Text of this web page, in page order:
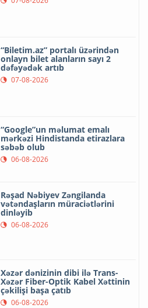
“Biletim.az” portalı üzərindən
onlayn bilet alanların sayı 2
dəfəyədək artıb
07-08-2026
“Google”un məlumat emalı
mərkəzi Hindistanda etirazlara
səbəb olub
06-08-2026
Rəşad Nəbiyev Zəngilanda
vətəndaşların müraciətlərini
dinləyib
06-08-2026
Xəzər dənizinin dibi ilə Trans-
Xəzər Fiber-Optik Kabel Xəttinin
çəkilişi başa çatıb
06-08-2026